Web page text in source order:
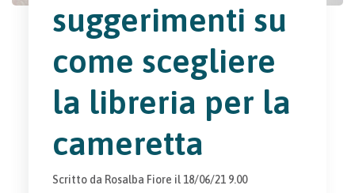
suggerimenti su
come scegliere
la libreria per la
cameretta
Scritto da Rosalba Fiore il 18/06/21 9.00